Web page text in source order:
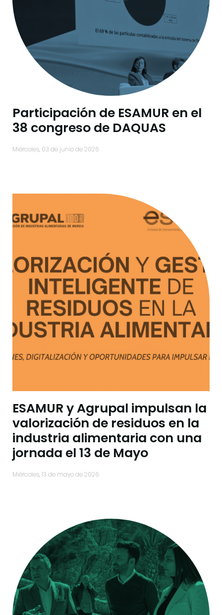
Participación de ESAMUR en el
38 congreso de DAQUAS
miércoles, 03 de junio de 2026
ESAMUR y Agrupal impulsan la
valorización de residuos en la
industria alimentaria con una
jornada el 13 de Mayo
miércoles, 13 de mayo de 2026